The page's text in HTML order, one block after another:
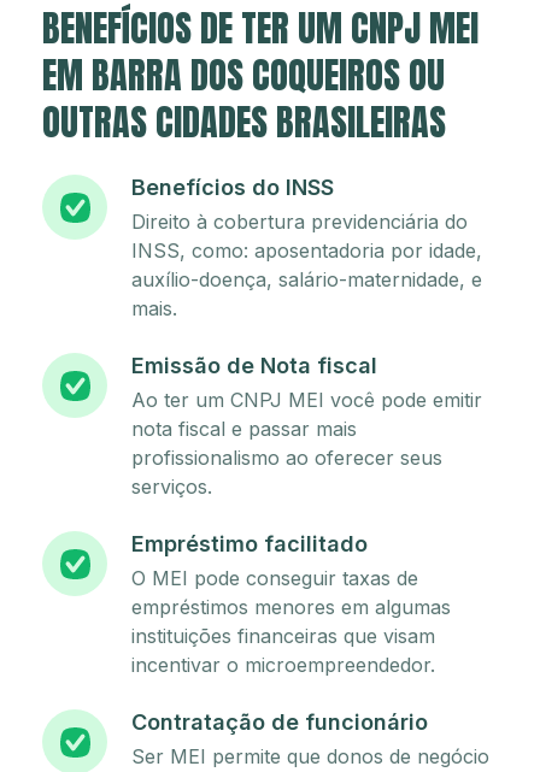
BENEFÍCIOS DE TER UM CNPJ MEI
EM BARRA DOS COQUEIROS OU
OUTRAS CIDADES BRASILEIRAS
Benefícios do INSS
Direito à cobertura previdenciária do
INSS, como: aposentadoria por idade,
auxílio-doença, salário-maternidade, e
mais.
Emissão de Nota fiscal
Ao ter um CNPJ MEI você pode emitir
nota fiscal e passar mais
profissionalismo ao oferecer seus
serviços.
Empréstimo facilitado
O MEI pode conseguir taxas de
empréstimos menores em algumas
instituições financeiras que visam
incentivar o microempreendedor.
Contratação de funcionário
Ser MEI permite que donos de negócio